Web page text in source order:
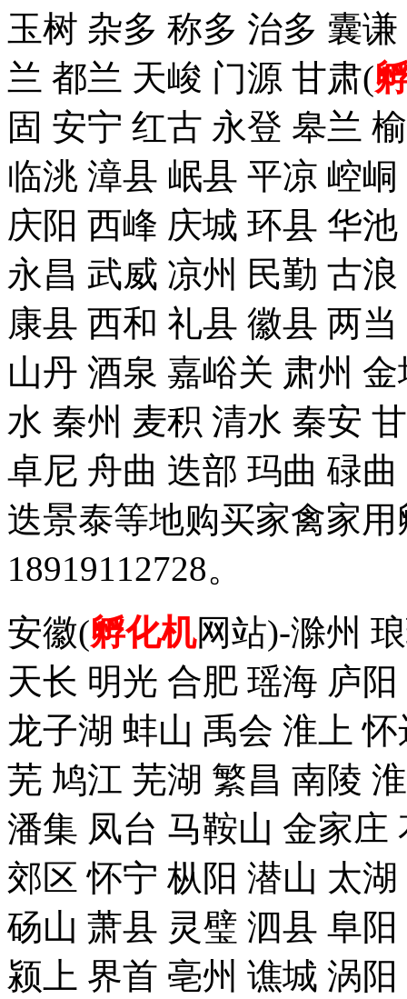
玉树 杂多 称多 治多 囊
兰 都兰 天峻 门源 甘肃(
固 安宁 红古 永登 皋兰
临洮 漳县 岷县 平凉 崆
庆阳 西峰 庆城 环县 华
永昌 武威 凉州 民勤 古
康县 西和 礼县 徽县 两
山丹 酒泉 嘉峪关 肃州
水 秦州 麦积 清水 秦安
卓尼 舟曲 迭部 玛曲 碌
迭景泰等地购买家禽家
18919112728。
安徽(孵化机网站)-滁州
天长 明光 合肥 瑶海 庐
龙子湖 蚌山 禹会 淮上
芜 鸠江 芜湖 繁昌 南陵
潘集 凤台 马鞍山 金家庄
郊区 怀宁 枞阳 潜山 太
砀山 萧县 灵璧 泗县 阜
颍上 界首 亳州 谯城 涡